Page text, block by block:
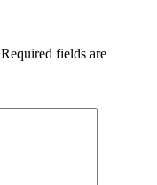
Required fields are